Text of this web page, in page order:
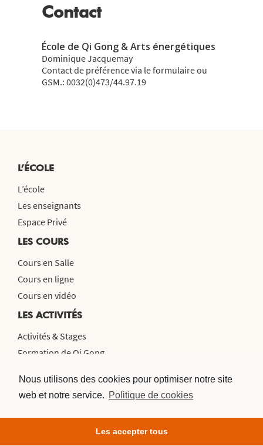
Nous utilisons des cookies pour optimiser notre site
web et notre service. Politique de cookies
Les accepter tous
Contact
École de Qi Gong & Arts énergétiques
Dominique Jacquemay
Contact de préférence via le formulaire ou
GSM.: 0032(0)473/44.97.19
L’ÉCOLE
L’école
Les enseignants
Espace Privé
LES COURS
Cours en Salle
Cours en ligne
Cours en vidéo
LES ACTIVITÉS
Activités & Stages
Formation de Qi Gong
CONTACT & NEWSLETTER